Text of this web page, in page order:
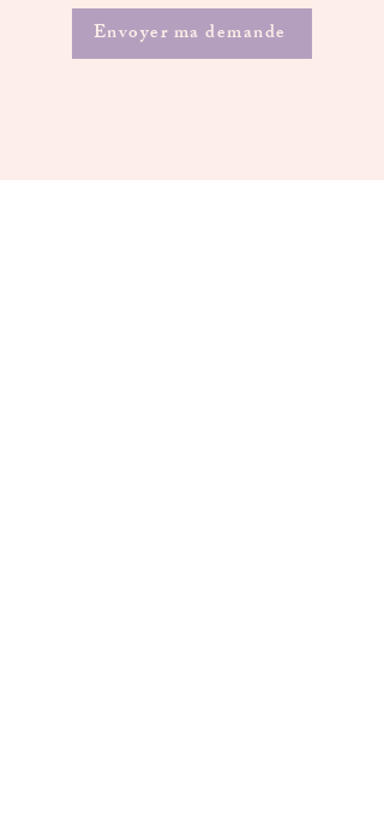
Envoyer ma demande